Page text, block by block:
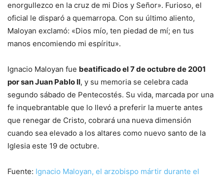
enorgullezco en la cruz de mi Dios y Señor». Furioso, el
oficial le disparó a quemarropa. Con su último aliento,
Maloyan exclamó: «Dios mío, ten piedad de mí; en tus
manos encomiendo mi espíritu».
Ignacio Maloyan fue beatificado el 7 de octubre de 2001
por san Juan Pablo II, y su memoria se celebra cada
segundo sábado de Pentecostés. Su vida, marcada por una
fe inquebrantable que lo llevó a preferir la muerte antes
que renegar de Cristo, cobrará una nueva dimensión
cuando sea elevado a los altares como nuevo santo de la
Iglesia este 19 de octubre.
Fuente: Ignacio Maloyan, el arzobispo mártir durante el